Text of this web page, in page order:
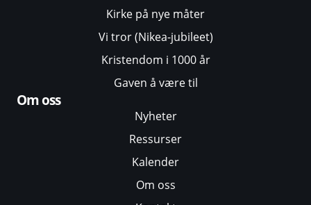
Kirke på nye måter
Vi tror (Nikea-jubileet)
Kristendom i 1000 år
Gaven å være til
Om oss
Nyheter
Ressurser
Kalender
Om oss